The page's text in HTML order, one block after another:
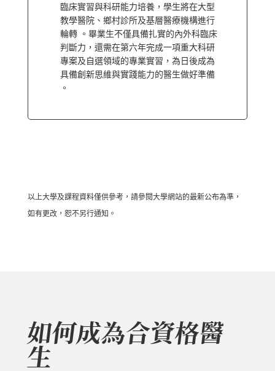
臨床實習與科研能力培養，學生將在大型
教學醫院、鄉村診所及基層醫療機構進行
輪轉 。畢業生不僅具備扎實的內外科臨床
判斷力，還需在第六年完成一項重大科研
專案及自選領域的專業實習，為日後成為
具備創新思維與實踐能力的醫生做好準備
。
以上大學及課程資料僅供參考，請參閱大學網站的最新公布為準，
如有更改，恕不另行通知。
如何成為合資格醫
生